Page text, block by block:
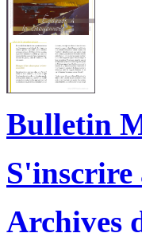
Bulletin
Archives